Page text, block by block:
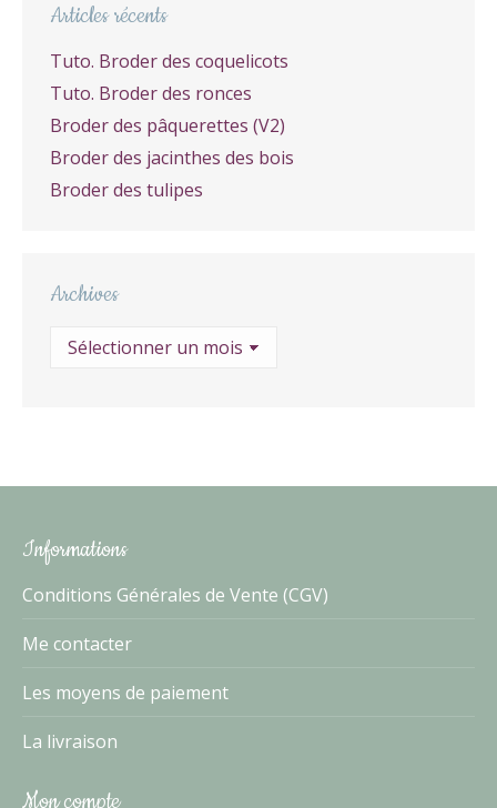
Articles récents
Tuto. Broder des coquelicots
Tuto. Broder des ronces
Broder des pâquerettes (V2)
Broder des jacinthes des bois
Broder des tulipes
Archives
Archives
Informations
Conditions Générales de Vente (CGV)
Me contacter
Les moyens de paiement
La livraison
Mon compte